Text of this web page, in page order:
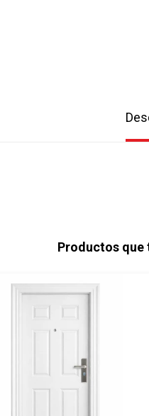
Productos que